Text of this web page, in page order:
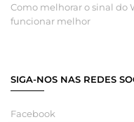
Como melhorar o sinal do
funcionar melhor
SIGA-NOS NAS REDES
Facebook